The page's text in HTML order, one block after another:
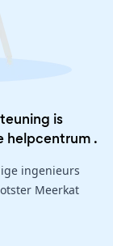
is
helpcentrum .
ingenieurs
Meerkat